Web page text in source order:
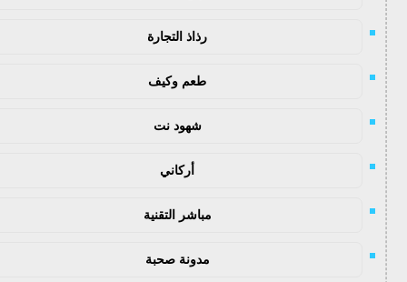
رذاذ التجارة
طعم وكيف
شهود نت
أركاني
مباشر التقنية
مدونة صحبة